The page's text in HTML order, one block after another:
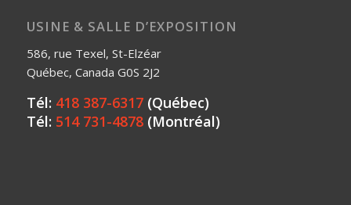
USINE & SALLE D’EXPOSITION
586, rue Texel, St-Elzéar
Québec, Canada G0S 2J2
Tél: 418 387-6317(Québec)
Tél: 514 731-4878(Montréal)